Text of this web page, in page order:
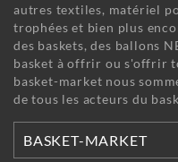
autres textiles, matériel
trophées et bien plus
des baskets, des ballons
basket à offrir ou s'offrir
basket-market nous
de tous les acteurs du
BASKET-MARKET